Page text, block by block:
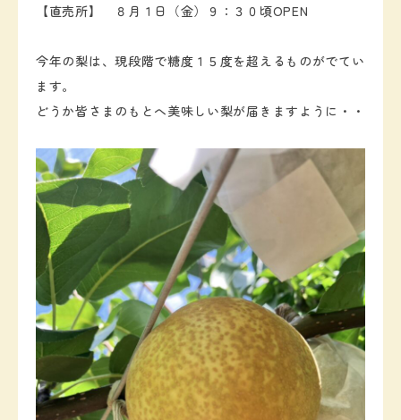
【直売所】 ８月１日（金）９：３０頃OPEN
今年の梨は、現段階で糖度１５度を超えるものがでてい
ます。
どうか皆さまのもとへ美味しい梨が届きますように・・